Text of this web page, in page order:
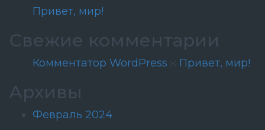
Привет, мир!
Свежие комментарии
Комментатор WordPress к Привет, мир!
Архивы
Февраль 2024